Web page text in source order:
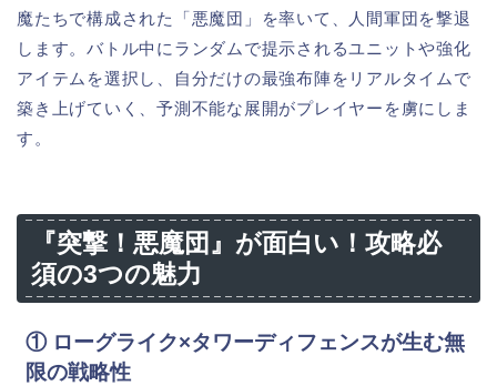
魔たちで構成された「悪魔団」を率いて、人間軍団を撃退
します。バトル中にランダムで提示されるユニットや強化
アイテムを選択し、自分だけの最強布陣をリアルタイムで
築き上げていく、予測不能な展開がプレイヤーを虜にしま
す。
『突撃！悪魔団』が面白い！攻略必
須の3つの魅力
① ローグライク×タワーディフェンスが生む無
限の戦略性